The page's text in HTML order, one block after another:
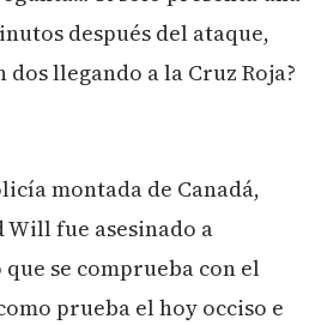
después del ataque,
dos llegando a la Cruz Roja?
montada de Canadá,
Will fue asesinado a
se comprueba con el
prueba el hoy occiso e